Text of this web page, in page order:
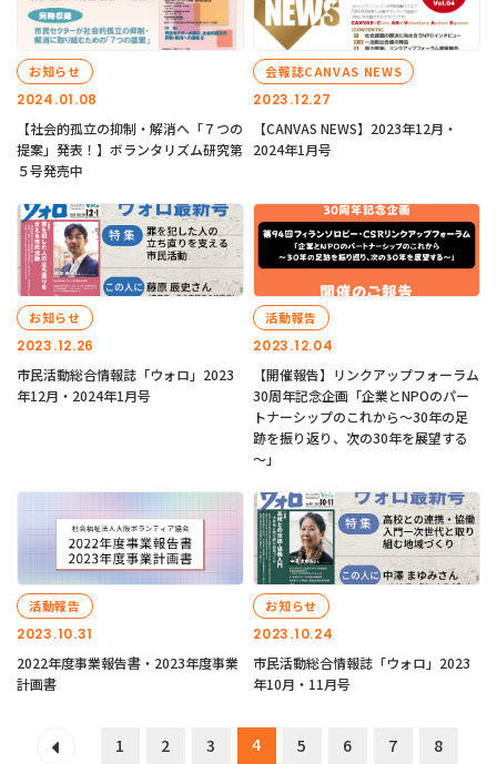
2024.01.08
お知らせ
【社会的孤立の抑制・解消へ「７つの
提案」発表！】ボランタリズム研究第
５号発売中
2023.12.27
会報誌CANVAS NEWS
【CANVAS NEWS】2023年12月・
2024年1月号
2023.12.26
お知らせ
市民活動総合情報誌「ウォロ」2023
年12月・2024年1月号
2023.12.04
活動報告
【開催報告】リンクアップフォーラム
30周年記念企画「企業とNPOのパー
トナーシップのこれから～30年の足
跡を振り返り、次の30年を展望する
～」
2023.10.31
活動報告
2022年度事業報告書・2023年度事業
計画書
2023.10.24
お知らせ
市民活動総合情報誌「ウォロ」2023
年10月・11月号
1 2 3 4 5 6 7
8